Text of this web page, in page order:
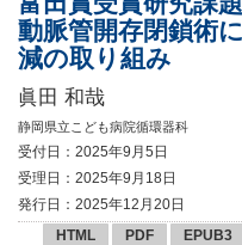
動脈管開存閉鎖術
減の取り組み
眞田 和哉
静岡県立こども病院循環器科
受付日：2025年9月5日
受理日：2025年9月18日
発行日：2025年12月20日
HTML
PDF EPUB3